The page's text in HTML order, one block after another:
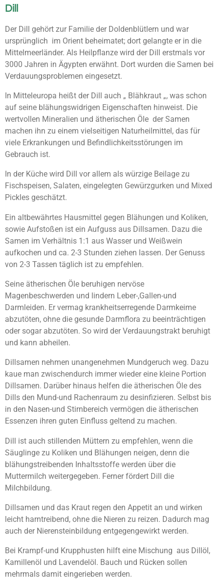
Dill
Der Dill gehört zur Familie der Doldenblütlern und war
ursprünglich im Orient beheimatet; dort gelangte er in die
Mittelmeerländer. Als Heilpflanze wird der Dill erstmals vor
3000 Jahren in Ägypten erwähnt. Dort wurden die Samen bei
Verdauungsproblemen eingesetzt.
In Mitteleuropa heißt der Dill auch „ Blähkraut „, was schon
auf seine blähungswidrigen Eigenschaften hinweist. Die
wertvollen Mineralien und ätherischen Öle der Samen
machen ihn zu einem vielseitigen Naturheilmittel, das für
viele Erkrankungen und Befindlichkeitsstörungen im
Gebrauch ist.
In der Küche wird Dill vor allem als würzige Beilage zu
Fischspeisen, Salaten, eingelegten Gewürzgurken und Mixed
Pickles geschätzt.
Ein altbewährtes Hausmittel gegen Blähungen und Koliken,
sowie Aufstoßen ist ein Aufguss aus Dillsamen. Dazu die
Samen im Verhältnis 1:1 aus Wasser und Weißwein
aufkochen und ca. 2-3 Stunden ziehen lassen. Der Genuss
von 2-3 Tassen täglich ist zu empfehlen.
Seine ätherischen Öle beruhigen nervöse
Magenbeschwerden und lindern Leber-,Gallen-und
Darmleiden. Er vermag krankheitserregende Darmkeime
abzutöten, ohne die gesunde Darmflora zu beeinträchtigen
oder sogar abzutöten. So wird der Verdauungstrakt beruhigt
und kann abheilen.
Dillsamen nehmen unangenehmen Mundgeruch weg. Dazu
kaue man zwischendurch immer wieder eine kleine Portion
Dillsamen. Darüber hinaus helfen die ätherischen Öle des
Dills den Mund-und Rachenraum zu desinfizieren. Selbst bis
in den Nasen-und Stirnbereich vermögen die ätherischen
Essenzen ihren guten Einfluss geltend zu machen.
Dill ist auch stillenden Müttern zu empfehlen, wenn die
Säuglinge zu Koliken und Blähungen neigen, denn die
blähungstreibenden Inhaltsstoffe werden über die
Muttermilch weitergegeben. Ferner fördert Dill die
Milchbildung.
Dillsamen und das Kraut regen den Appetit an und wirken
leicht harntreibend, ohne die Nieren zu reizen. Dadurch mag
auch der Nierensteinbildung entgegengewirkt werden.
Bei Krampf-und Krupphusten hilft eine Mischung aus Dillöl,
Kamillenöl und Lavendelöl. Bauch und Rücken sollen
mehrmals damit eingerieben werden.